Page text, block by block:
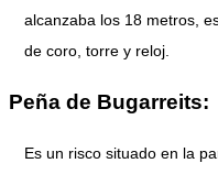
alcanzaba los 18 metros,
de coro, torre y reloj.
Peña de Bugarreits:
Es un risco situado en la